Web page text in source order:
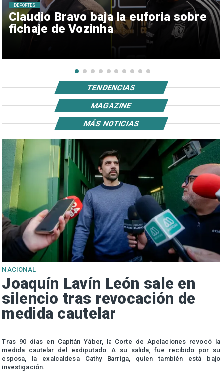
Claudio Bravo baja la euforia sobre
fichaje de Vozinha
DEPORTES
TENDENCIAS
MAGAZINE
NACIONAL
Joaquín Lavín León sale en
silencio tras revocación de
medida cautelar
Tras 90 días en Capitán Yáber, la Corte de Apelaciones revocó la
medida cautelar del exdiputado. A su salida, fue recibido por su
esposa, la exalcaldesa Cathy Barriga, quien también está bajo
investigación.
MÁS NOTICIAS